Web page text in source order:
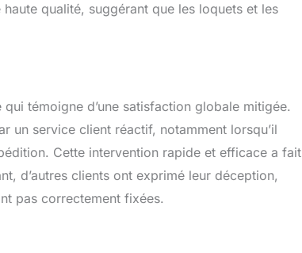
qualité, suggérant que les loquets et les
témoigne d’une satisfaction globale mitigée.
un service client réactif, notamment lorsqu’il
Cette intervention rapide et efficace a fait
d’autres clients ont exprimé leur déception,
pas correctement fixées.